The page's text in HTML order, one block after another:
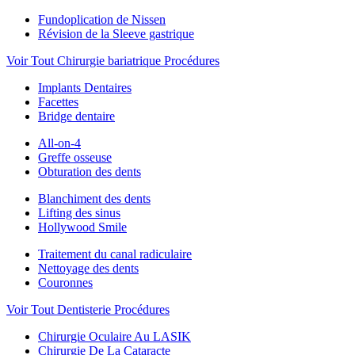
Fundoplication de Nissen
Révision de la Sleeve gastrique
Voir Tout Chirurgie bariatrique Procédures
Implants Dentaires
Facettes
Bridge dentaire
All-on-4
Greffe osseuse
Obturation des dents
Blanchiment des dents
Lifting des sinus
Hollywood Smile
Traitement du canal radiculaire
Nettoyage des dents
Couronnes
Voir Tout Dentisterie Procédures
Chirurgie Oculaire Au LASIK
Chirurgie De La Cataracte